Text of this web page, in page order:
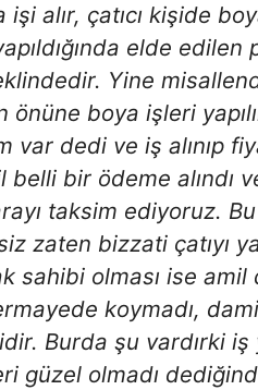
işi alır, çatıcı kişide
elde edilen
Yine
önüne boya işleri
var dedi ve iş alınıp
belli bir ödeme alındı
taksim ediyoruz.
zaten bizzati çatıyı
sahibi olması ise
koymadı,
Burda şu vardırki iş
güzel olmadı